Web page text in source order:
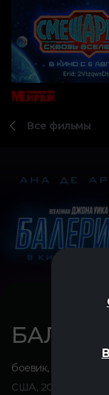
Все фильмы
боевик,триллер
США, 2025